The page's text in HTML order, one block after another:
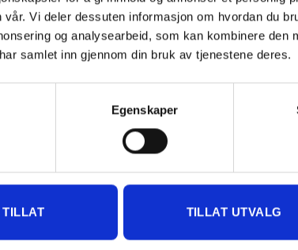
Vi deler dessuten informasjon om hvordan du
og analysearbeid, som kan kombinere den
samlet inn gjennom din bruk av tjenestene deres.
Egenskaper
TILLAT UTVALG
-30%